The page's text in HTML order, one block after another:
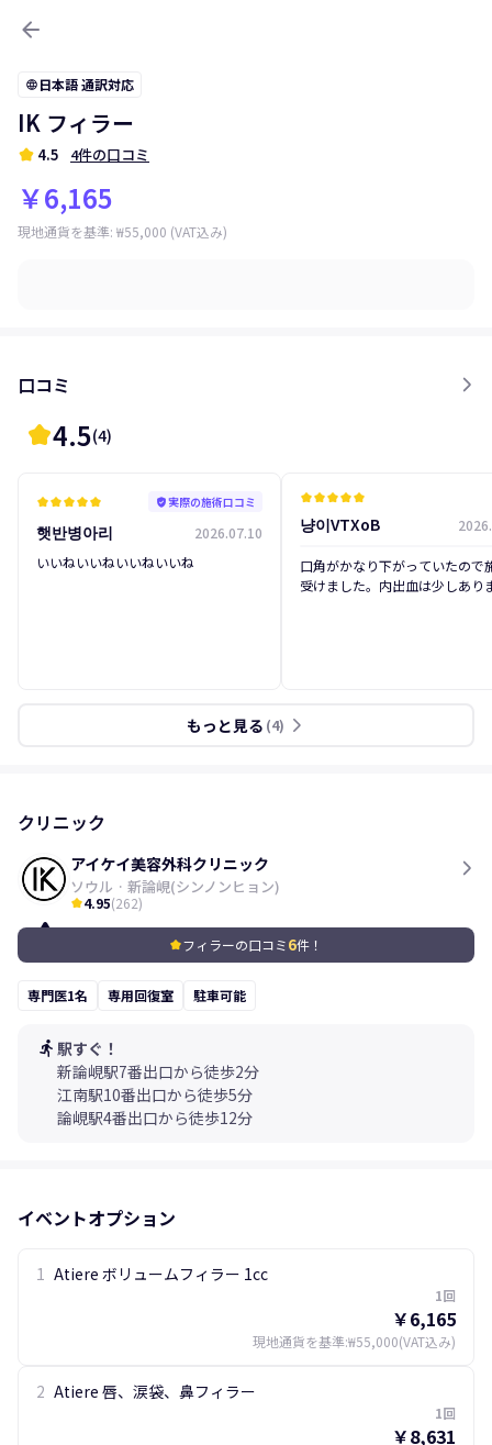
arrow_back
language 日本語 通訳対応
IK フィラー
kid_star 4.5 4件の口コミ
￥6,165
現地通貨を基準: ₩55,000 (VAT込み)
口コミ
kid_star4.5(4)
kid_starkid_starkid_starkid_starkid_star verified_user実際の施術口コミ
햇반병아리
2026.07.10
いいねいいねいいねいいね
kid_starkid_starkid_starkid_starkid_star
냥이VTXoB
後 前
口角がかなり下がっていたので
受けました。内出血は少しあり
ません。
もっと見る (4) arrow_forward_ios
クリニック
アイケイ美容外科クリニック
ソウル · 新論峴(シンノンヒョン)
kid_star4.95(262)
kid_starフィラーの口コミ6件！
専門医1名 専用回復室 駐車可能
directions_run 駅すぐ！
新論峴駅7番出口から徒歩2分
江南駅10番出口から徒歩5分
論峴駅4番出口から徒歩12分
イベントオプション
1 Atiere ボリュームフィラー 1cc
1回
￥6,165
現地通貨を基準:₩55,000(VAT込み)
2 Atiere 唇、涙袋、鼻フィラー
1回
￥8,631